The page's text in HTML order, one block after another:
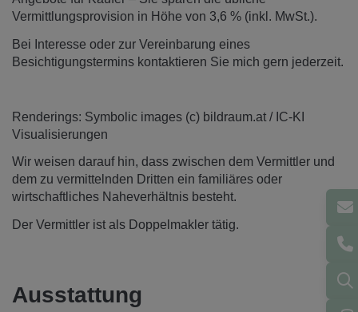
Vermittlungsprovision in Höhe von 3,6 % (inkl. MwSt.).
Bei Interesse oder zur Vereinbarung eines
Besichtigungstermins kontaktieren Sie mich gern jederzeit.
Renderings: Symbolic images (c) bildraum.at / IC-KI
Visualisierungen
Wir weisen darauf hin, dass zwischen dem Vermittler und
dem zu vermittelnden Dritten ein familiäres oder
wirtschaftliches Naheverhältnis besteht.
Der Vermittler ist als Doppelmakler tätig.
Ausstattung